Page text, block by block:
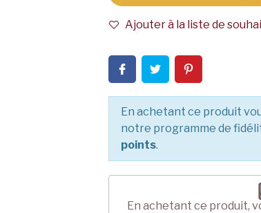
Ajouter à la liste de
En achetant ce produit
notre programme de
points.
En achetant ce produit,